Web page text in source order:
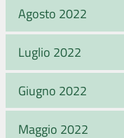
Agosto 2022
Luglio 2022
Giugno 2022
Maggio 2022